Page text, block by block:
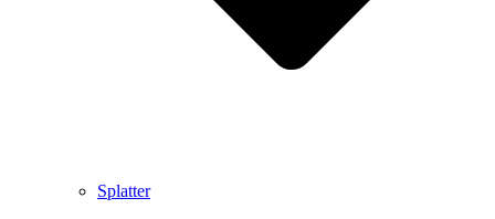
Splatter